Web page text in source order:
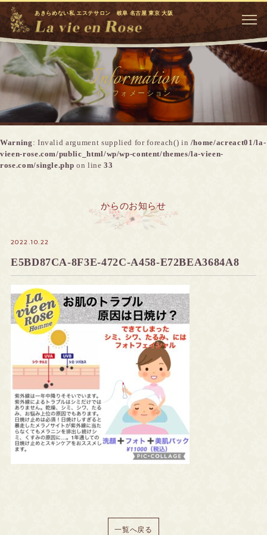
あきらめない私 エステサロン 岐阜 名古屋 東京 大阪
Information
インフォメーション
Warning : Invalid argument supplied for foreach() in /home/acreact01/la-
vieen-rose.com/public_html/wp/wp-content/themes/la-vieen-
rose.com/single.php on line33
からのお知らせ
2022.10.22
E5BD87CA-8F3E-472C-A458-E72BEA3684A8
一覧へ戻る